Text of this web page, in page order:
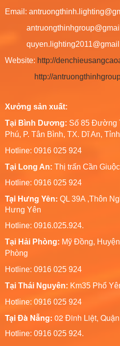
Email:
Website: http://
http://
Xưởng sản xuất:
Tại Bình Dương: Số 85 Đường
Phú, P. Tân Bình, TX. Dĩ An,
Hotline: 0916 025 924
Tại Long An: Thị trấn Cần
Hotline: 0916 025 924
Tại Hưng Yên: QL 39A ,Thôn
Hưng Yên
Hotline: 0916.025.924.
Tại Hải Phòng: Mỹ Đồng,
Phòng
Hotline: 0916 025 924
Tại Thái Nguyên: Km35 Phổ
Hotline: 0916 025 924
Tại Đà Nẵng: 02 Đinh Liệt,
Hotline: 0916 025 924.